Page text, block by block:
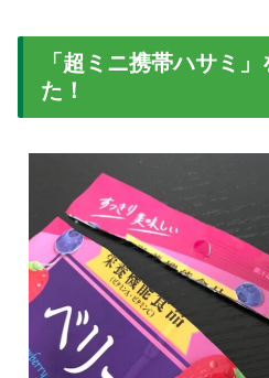
「超ミニ携帯ハサミ
た！